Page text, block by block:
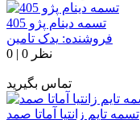
تسمه دینام پژو 405
فروشنده: یدک تامین
0 | 0 نظر
تماس بگیرید
تسمه تایم زانتیا آماتا صمد